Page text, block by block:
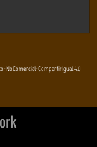
NoComercial-CompartirIgual 4.0